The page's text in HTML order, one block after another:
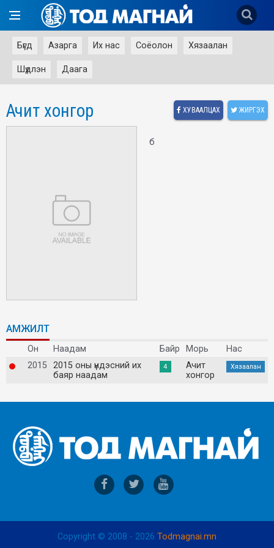
Бүгд Азарга Их нас Соёолон Хязаалан
Шүдлэн Даага
Ачит хонгор ХУВААЛЦАХ ЖИРГЭХ
б
АМЖИЛТ
Он Наадам Байр Морь
Нас
2015 2015 оны үндэсний их
баяр наадам
4
Ачит
хонгор
Хязаалан
Copyright © 2008 - 2026 Todmagnai.mn